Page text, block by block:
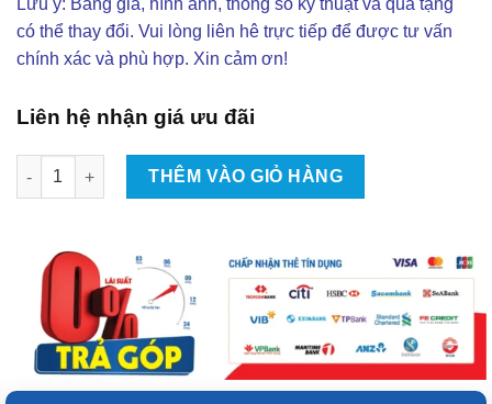
có thể thay đổi. Vui lòng liên hê trực tiếp để được tư vấn
chính xác và phù hợp. Xin cảm ơn!
Liên hệ nhận giá ưu đãi
Lắp Đặt Camera Hành Trình Xe Suzuki XL7 Tại TpHCM số lượng
THÊM VÀO GIỎ HÀNG